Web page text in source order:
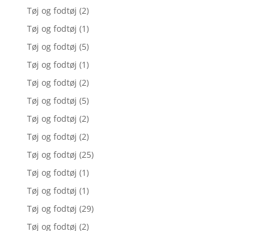
Tøj og fodtøj (2)
Tøj og fodtøj (1)
Tøj og fodtøj (5)
Tøj og fodtøj (1)
Tøj og fodtøj (2)
Tøj og fodtøj (5)
Tøj og fodtøj (2)
Tøj og fodtøj (2)
Tøj og fodtøj (25)
Tøj og fodtøj (1)
Tøj og fodtøj (1)
Tøj og fodtøj (29)
Tøj og fodtøj (2)